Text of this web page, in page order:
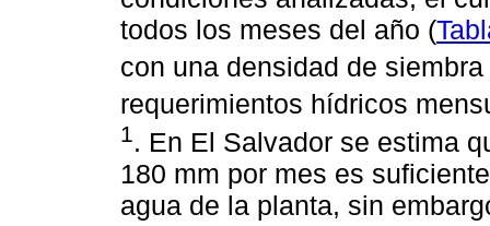
todos los meses del año (
con una densidad de
requerimientos hídricos
1 . En El Salvador se estima
180 mm por mes es
agua de la planta, sin